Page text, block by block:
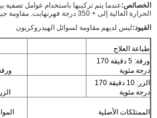
الخصائص:عندما يتم تركيبها باستخدام عوامل
الحرارة العالية إلى + 350 درجة فهرنهايت. مقاومة جيدة للأحماض والمذيبات (أي MEK).
القيود:ليس لديهم مقاومة لسوائل الهيدروكربون
طباعة العلاج
ورقة: 5 دقيقة 170
درجة مئوية
ورقة: 1 ساعة 125
الزر: 10 دقيقة 170
درجة مئوية
الزر: 1 ساعة 125
الممتلكات الأصلية